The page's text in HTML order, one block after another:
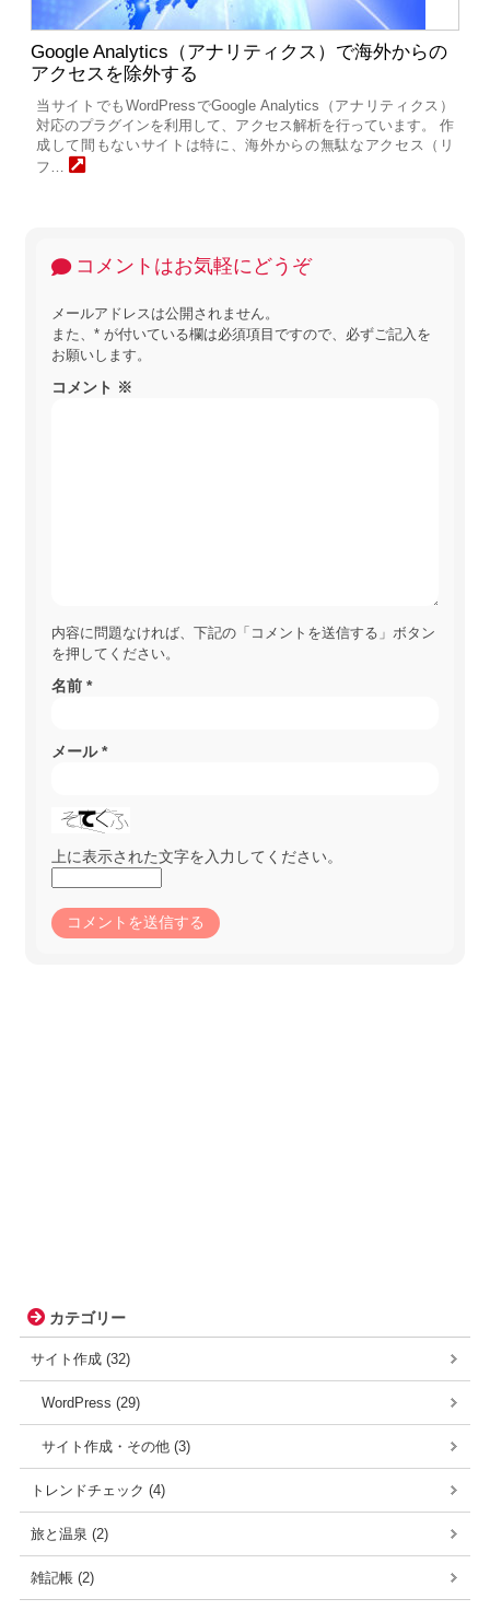
Google Analytics（アナリティクス）で海外からの
アクセスを除外する
当サイトでもWordPressでGoogle Analytics（アナリティクス）
対応のプラグインを利用して、アクセス解析を行っています。 作
成して間もないサイトは特に、海外からの無駄なアクセス（リ
フ…
コメントはお気軽にどうぞ
メールアドレスは公開されません。
また、 *が付いている欄は必須項目ですので、必ずご記入を
お願いします。
コメント ※
内容に問題なければ、下記の「コメントを送信する」ボタン
を押してください。
名前 *
メール*
上に表示された文字を入力してください。
カテゴリー
サイト作成 (32)
WordPress (29)
サイト作成・その他 (3)
トレンドチェック (4)
旅と温泉 (2)
雑記帳 (2)